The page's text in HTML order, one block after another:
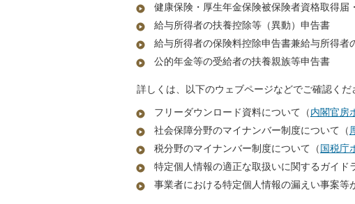
健康保険・厚生年金保険被保険者資格取得届
給与所得者の扶養控除等（異動）申告書
給与所得者の保険料控除申告書兼給与所得者
公的年金等の受給者の扶養親族等申告書
詳しくは、以下のウェブページなどでご確認くだ
フリーダウンロード資料について（内閣官房
社会保障分野のマイナンバー制度について（
税分野のマイナンバー制度について（国税庁
特定個人情報の適正な取扱いに関するガイド
事業者における特定個人情報の漏えい事案等